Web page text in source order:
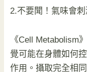
2.不要聞！氣味會
《Cell Metabolism
覺可能在身體如何
作用。攝取完全相